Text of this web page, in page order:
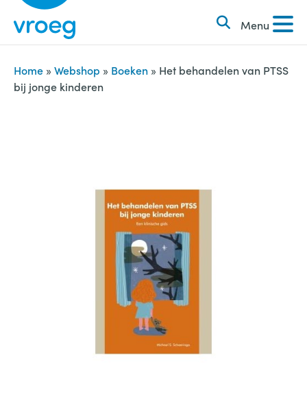
i
Menu
k
e
n
n
a
Home » Webshop » Boeken » Het behandelen van PTSS
bij jonge kinderen